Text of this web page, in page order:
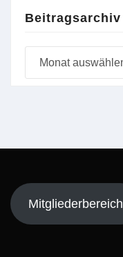
Beitragsarchiv
Mitgliederbereich